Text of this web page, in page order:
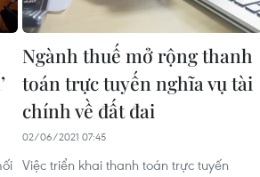
Ngành thuế mở rộng thanh
toán trực tuyến nghĩa vụ tài
chính về đất đai
02/06/2021 07:45
Việc triển khai thanh toán trực tuyến